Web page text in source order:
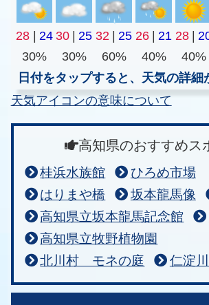
28 24 30 25 32 25 26 21 28
30%
30% 60% 40% 40%
日付をタップすると、天気の詳細
天気アイコンの意味について
高知県のおすすめス
桂浜水族館
ひろめ市場
はりまや橋
坂本龍馬像
高知県立坂本龍馬記念館
高知県立牧野植物園
北川村 モネの庭
仁淀川